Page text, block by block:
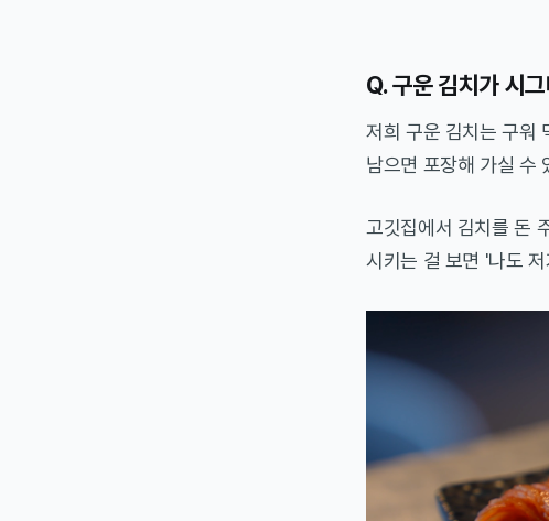
Q. 구운 김치가 시
저희 구운 김치는 구워
남으면 포장해 가실 수
고깃집에서 김치를 돈
시키는 걸 보면 '나도